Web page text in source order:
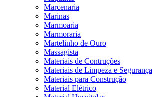
Marcenaria
Marinas
Marmoaria
Marmoraria
Martelinho de Ouro
Massagista
Materiais de Contruções
Materiais de Limpeza e Segurança
Materiais para Construção
Material Elétrico